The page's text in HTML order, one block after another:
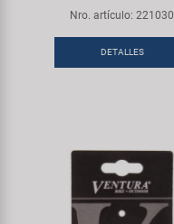
Nro. artículo: 221030
DETALLES